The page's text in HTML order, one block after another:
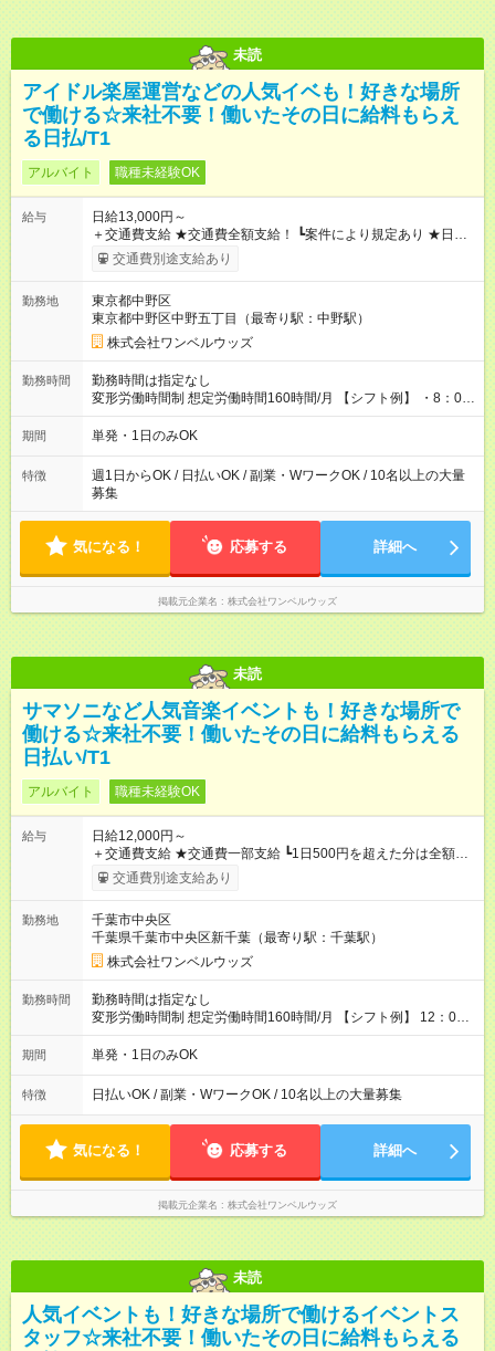
未読
アイドル楽屋運営などの人気イベも！好きな場所
で働ける☆来社不要！働いたその日に給料もらえ
る日払/T1
アルバイト 職種未経験OK
給与
日給13,000円～
＋交通費支給 ★交通費全額支給！ ┗案件により規定あり ★日払
いOK！（規定あり） ┗働いたその日に現金GET♪ お仕事後はコ
ンビニATMから 日払い分を引き落とせます！ 【試用期間】試
交通費別途支給あり
勤務地
東京都中野区
東京都中野区中野五丁目（最寄り駅：中野駅）
株式会社ワンベルウッズ
勤務時間
勤務時間は指定なし
変形労働時間制 想定労働時間160時間/月 【シフト例】 ・8：00
～21：00
期間 単発・1日のみOK
特徴
週1日からOK / 日払いOK / 副業・WワークOK / 10名以上の大量
募集
気になる！ 応募する 詳細へ
掲載元企業名 株式会社ワンベルウッズ
未読
サマソニなど人気音楽イベントも！好きな場所で
働ける☆来社不要！働いたその日に給料もらえる
日払い/T1
アルバイト 職種未経験OK
給与
日給12,000円～
＋交通費支給 ★交通費一部支給 ┗1日500円を超えた分は全額支
給！ ※往復500円以内の方は自己負担となります ★日払いOK！
（規定あり） ┗働いたその日に現金GET♪ お仕事後はコンビニ
なし
交通費別途支給あり
勤務地
千葉市中央区
千葉県千葉市中央区新千葉（最寄り駅：千葉駅）
株式会社ワンベルウッズ
勤務時間
勤務時間は指定なし
変形労働時間制 想定労働時間160時間/月 【シフト例】 12：00
～22：00
期間 単発・1日のみOK
特徴 日払いOK / 副業・WワークOK / 10名以上の大量募集
気になる！ 応募する 詳細へ
掲載元企業名 株式会社ワンベルウッズ
未読
人気イベントも！好きな場所で働けるイベントス
タッフ☆来社不要！働いたその日に給料もらえる